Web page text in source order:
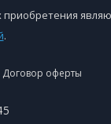
приобретения
.
Договор оферты